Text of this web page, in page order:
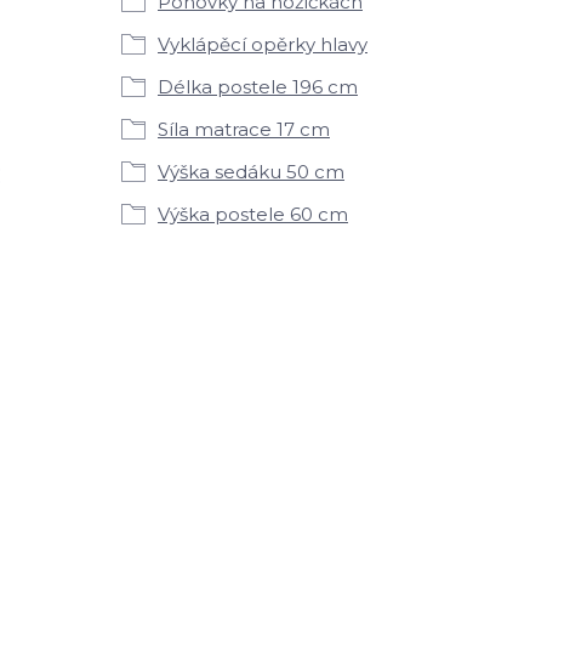
Vyklápěcí opěrky hlavy
Délka postele 196 cm
Síla matrace 17 cm
Výška sedáku 50 cm
Výška postele 60 cm